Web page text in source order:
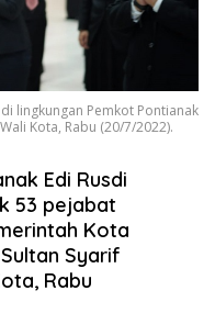
lingkungan Pemkot Pontianak
Kota, Rabu (20/7/2022).
Edi Rusdi
53 pejabat
Kota
Syarif
Rabu